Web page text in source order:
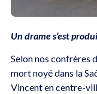
Un drame s’est
Selon nos confrères
mort noyé dans la
Vincent en centre-